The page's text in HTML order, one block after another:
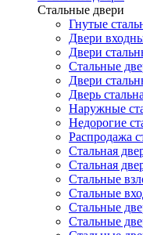
Стальные двери
Гнутые
Двери
Двери
Стальные
Двери
Дверь
Наружные
Недорогие
Распродажа
Стальная
Стальная
Стальные
Стальные
Стальные
Стальные